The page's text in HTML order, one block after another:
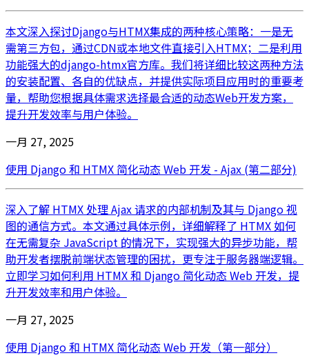
本文深入探讨Django与HTMX集成的两种核心策略：一是无
需第三方包，通过CDN或本地文件直接引入HTMX；二是利用
功能强大的django-htmx官方库。我们将详细比较这两种方法
的安装配置、各自的优缺点，并提供实际项目应用时的重要考
量，帮助您根据具体需求选择最合适的动态Web开发方案，
提升开发效率与用户体验。
一月 27, 2025
使用 Django 和 HTMX 简化动态 Web 开发 - Ajax (第二部分)
深入了解 HTMX 处理 Ajax 请求的内部机制及其与 Django 视
图的通信方式。本文通过具体示例，详细解释了 HTMX 如何
在无需复杂 JavaScript 的情况下，实现强大的异步功能，帮
助开发者摆脱前端状态管理的困扰，更专注于服务器端逻辑。
立即学习如何利用 HTMX 和 Django 简化动态 Web 开发，提
升开发效率和用户体验。
一月 27, 2025
使用 Django 和 HTMX 简化动态 Web 开发（第一部分）